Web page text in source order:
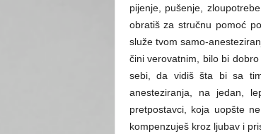
pijenje, pušenje,
obratiš za stručnu pomoć
služe tvom samo-
čini verovatnim, bilo bi
sebi, da vidiš šta bi sa
anesteziranja, na jedan,
pretpostavci, koja uopšte
kompenzuješ kroz ljubav i